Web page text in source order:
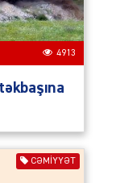
4913
CƏMIYYƏT